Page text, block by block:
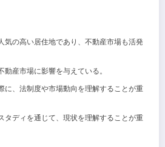
気の高い居住地であり、不動産市場も活発
産市場に影響を与えている。
に、法制度や市場動向を理解することが重
タディを通じて、現状を理解することが重